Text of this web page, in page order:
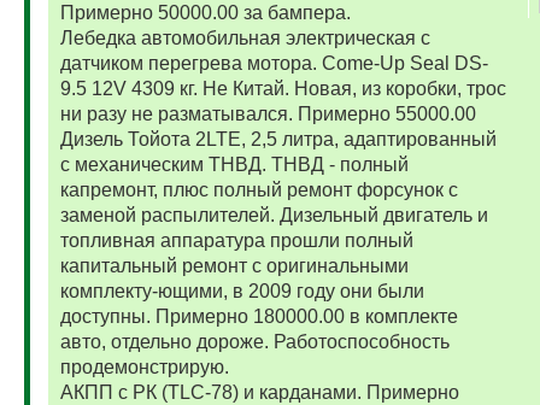
Примерно 50000.00 за бампера.
Лебедка автомобильная электрическая с
датчиком перегрева мотора. Come-Up Seal DS-
9.5 12V 4309 кг. Не Китай. Новая, из коробки, трос
ни разу не разматывался. Примерно 55000.00
Дизель Тойота 2LTE, 2,5 литра, адаптированный
с механическим ТНВД. ТНВД - полный
капремонт, плюс полный ремонт форсунок с
заменой распылителей. Дизельный двигатель и
топливная аппаратура прошли полный
капитальный ремонт с оригинальными
комплекту-ющими, в 2009 году они были
доступны. Примерно 180000.00 в комплекте
авто, отдельно дороже. Работоспособность
продемонстрирую.
АКПП с РК (TLC-78) и карданами. Примерно